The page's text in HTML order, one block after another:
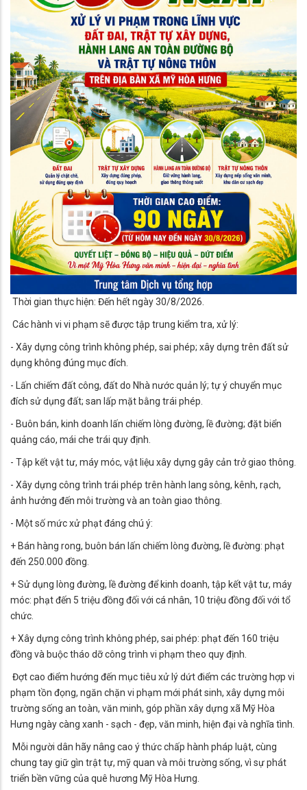
Thời gian thực hiện: Đến hết ngày 30/8/2026.
Các hành vi vi phạm sẽ được tập trung kiểm tra, xử lý:
- Xây dựng công trình không phép, sai phép; xây dựng trên đất sử
dụng không đúng mục đích.
- Lấn chiếm đất công, đất do Nhà nước quản lý; tự ý chuyển mục
đích sử dụng đất; san lấp mặt bằng trái phép.
- Buôn bán, kinh doanh lấn chiếm lòng đường, lề đường; đặt biển
quảng cáo, mái che trái quy định.
- Tập kết vật tư, máy móc, vật liệu xây dựng gây cản trở giao thông.
- Xây dựng công trình trái phép trên hành lang sông, kênh, rạch,
ảnh hưởng đến môi trường và an toàn giao thông.
- Một số mức xử phạt đáng chú ý:
+ Bán hàng rong, buôn bán lấn chiếm lòng đường, lề đường: phạt
đến 250.000 đồng.
+ Sử dụng lòng đường, lề đường để kinh doanh, tập kết vật tư, máy
móc: phạt đến 5 triệu đồng đối với cá nhân, 10 triệu đồng đối với tổ
chức.
+ Xây dựng công trình không phép, sai phép: phạt đến 160 triệu
đồng và buộc tháo dỡ công trình vi phạm theo quy định.
Đợt cao điểm hướng đến mục tiêu xử lý dứt điểm các trường hợp vi
phạm tồn đọng, ngăn chặn vi phạm mới phát sinh, xây dựng môi
trường sống an toàn, văn minh, góp phần xây dựng xã Mỹ Hòa
Hưng ngày càng xanh - sạch - đẹp, văn minh, hiện đại và nghĩa tình.
Mỗi người dân hãy nâng cao ý thức chấp hành pháp luật, cùng
chung tay giữ gìn trật tự, mỹ quan và môi trường sống, vì sự phát
triển bền vững của quê hương Mỹ Hòa Hưng.